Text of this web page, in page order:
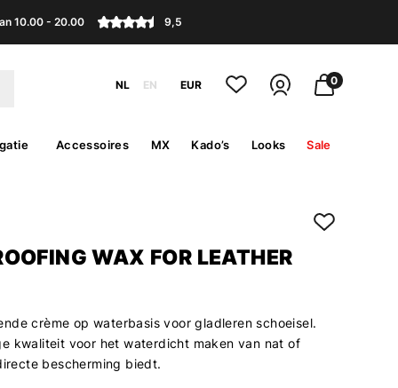
10.00 - 20.00 9,5
NL EN EUR 0
Accessoires MX Kado’s Looks Sale
WAX FOR LEATHER
crème op waterbasis voor gladleren schoeisel.
kwaliteit voor het waterdicht maken van nat of
bescherming biedt.